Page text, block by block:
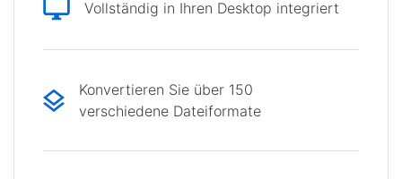
Vollständig in Ihren Desktop integriert
Konvertieren Sie über 150
verschiedene Dateiformate